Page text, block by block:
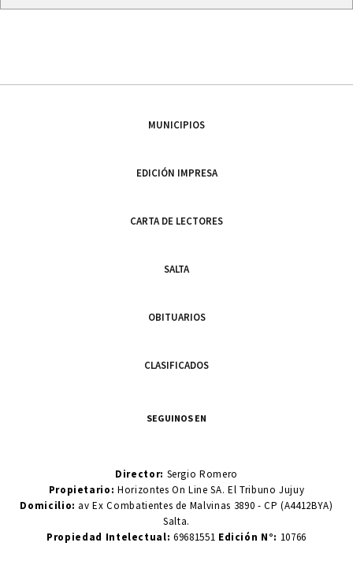
MUNICIPIOS
EDICIÓN IMPRESA
CARTA DE LECTORES
SALTA
OBITUARIOS
CLASIFICADOS
SEGUINOS EN
Director: Sergio Romero
Propietario:Horizontes On Line SA. El Tribuno Jujuy
Domicilio: av Ex Combatientes de Malvinas 3890 - CP (A4412BYA)
Salta.
Propiedad Intelectual: 69681551 Edición N°: 10766